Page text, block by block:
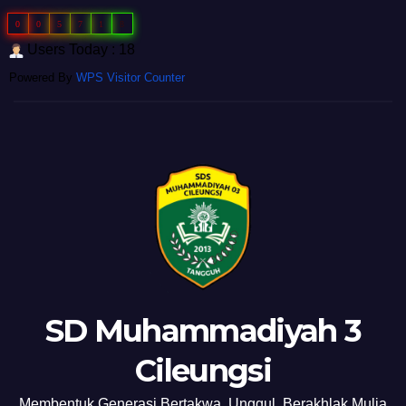
0 0 5 7 1
Users Today : 18
Powered By WPS Visitor Counter
SD Muhammadiyah 3
Cileungsi